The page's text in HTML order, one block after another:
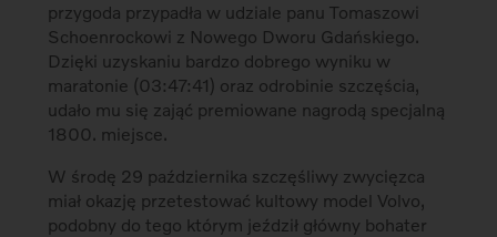
przygoda przypadła w udziale panu Tomaszowi
Schoenrockowi z Nowego Dworu Gdańskiego.
Dzięki uzyskaniu bardzo dobrego wyniku w
maratonie (03:47:41) oraz odrobinie szczęścia,
udało mu się zająć premiowane nagrodą specjalną
1800. miejsce.
W środę 29 października szczęśliwy zwycięzca
miał okazję przetestować kultowy model Volvo,
podobny do tego którym jeździł główny bohater